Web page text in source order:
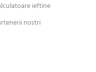
ieftine
nostri